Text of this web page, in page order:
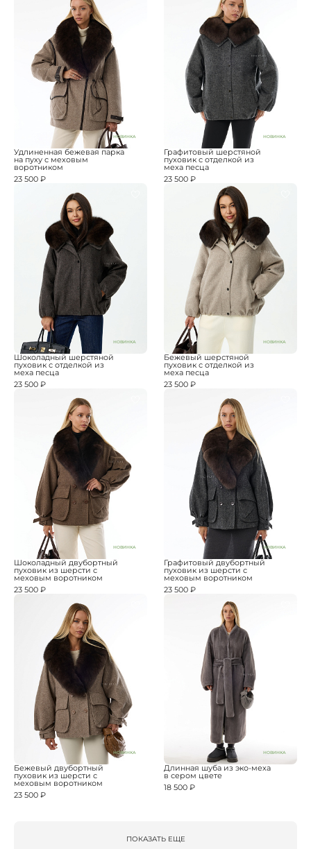
НОВИНКА
Удлиненная бежевая парка
на пуху с меховым
воротником
23 500 ₽
НОВИНКА
Графитовый шерстяной
пуховик с отделкой из
меха песца
23 500 ₽
НОВИНКА
Шоколадный шерстяной
пуховик с отделкой из
меха песца
23 500 ₽
НОВИНКА
Бежевый шерстяной
пуховик с отделкой из
меха песца
23 500 ₽
НОВИНКА
Шоколадный двубортный
пуховик из шерсти с
меховым воротником
23 500 ₽
НОВИНКА
Графитовый двубортный
пуховик из шерсти с
меховым воротником
23 500 ₽
НОВИНКА
Бежевый двубортный
пуховик из шерсти с
меховым воротником
23 500 ₽
НОВИНКА
Длинная шуба из эко-меха
в сером цвете
18 500 ₽
ПОКАЗАТЬ ЕЩЕ